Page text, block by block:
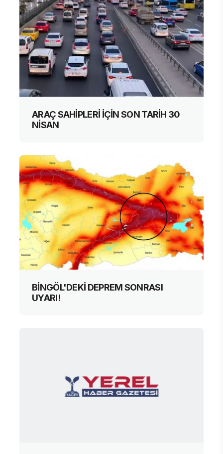
ARAÇ SAHİPLERİ İÇİN SON TARİH 30
NİSAN
BİNGÖL'DEKİ DEPREM SONRASI
UYARI!